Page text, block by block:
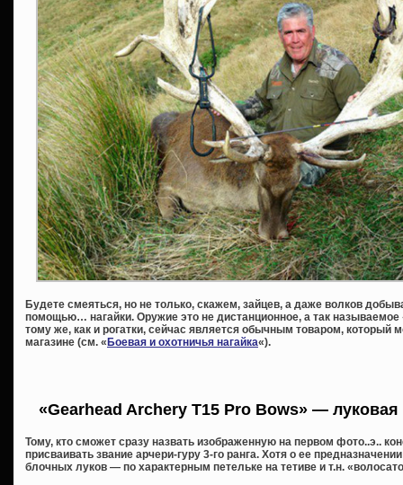
Будете смеяться, но не только, скажем, зайцев, а даже волков
помощью… нагайки. Оружие это не дистанционное, а так
тому же, как и рогатки, сейчас является обычным товаром, который
магазине (см. « Боевая и охотничья нагайка«).
«Gearhead Archery T15 Pro Bows» — луковая
Тому, кто сможет сразу назвать изображенную на первом фото..э..
присваивать звание арчери-гуру 3-го ранга. Хотя о ее
блочных луков — по характерным петельке на тетиве и т.н.